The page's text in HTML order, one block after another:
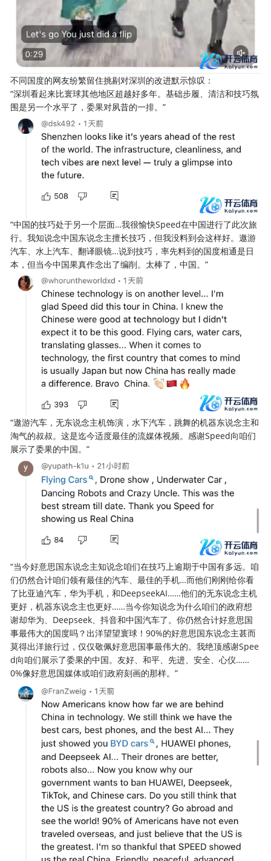
不同国度的网友纷繁留住挑剔对深圳的改进默示惊叹：
“深圳看起来比寰球其他地区超越好多年。基础步履、清洁和技巧氛
围是另一个水平了，委果对夙昔的一排。”
“中国的技巧处于另一个层面…我很愉快Speed在中国进行了此次旅
行。我知说念中国东说念主擅长技巧，但我没料到会这样好。遨游
汽车、水上汽车、翻译眼镜…说到技巧，率先料到的国度相通是日
本，但当今中国果真作念出了编削。太棒了，中国。”
“遨游汽车，无东说念主机饰演，水下汽车，跳舞的机器东说念主和
淘气的叔叔。这是迄今适度最佳的流媒体视频。感谢Speed向咱们
展示了委果的中国。”
“当今好意思国东说念主知说念咱们在技巧上逾期于中国有多远。咱
们仍然合计咱们领有最佳的汽车、最佳的手机…而他们刚刚给你看
了比亚迪汽车，华为手机，和DeepseekAI……他们的无东说念主机
更好，机器东说念主也更好……当今你知说念为什么咱们的政府想
谢却华为、Deepseek、抖音和中国汽车了。你仍然合计好意思国
事最伟大的国度吗？出洋望望寰球！90%的好意思国东说念主甚而
莫得出洋旅行过，仅仅敬佩好意思国事最伟大的。我绝顶感谢Spee
d向咱们展示了委果的中国。友好、和平、先进、安全、心仪……
0%像好意思国媒体或咱们政府刻画的那样。”